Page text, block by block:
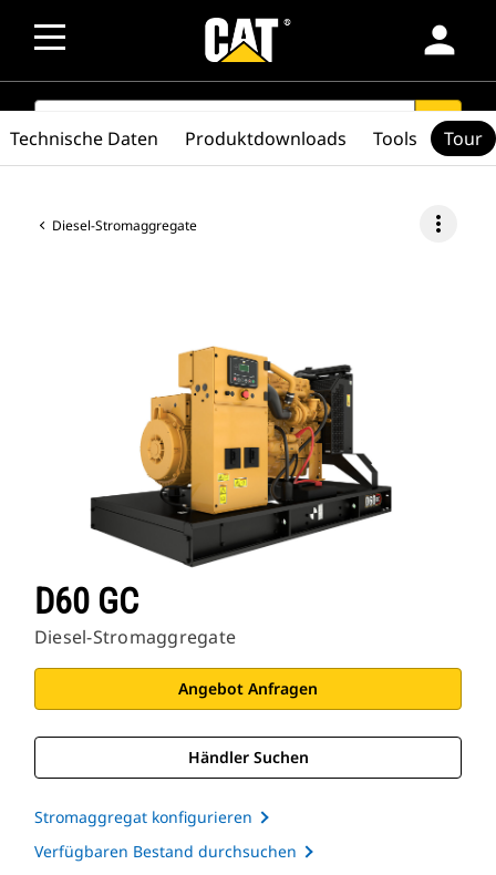
person
SEARCH search
Diesel-Stromaggregate more_vert
D60 GC
Diesel-Stromaggregate
Angebot Anfragen
Händler Suchen
Stromaggregat konfigurieren
Verfügbaren Bestand durchsuchen
Technische Daten Produktdownloads Tools Tour